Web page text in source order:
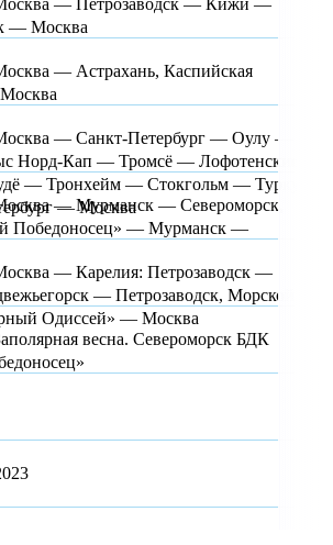
— Петрозаводск — Кижи —
— Москва
— Астрахань, Каспийская
— Санкт-Петербург — Оулу —
Норд-Кап — Тромсё — Лофотенские
— Тронхейм — Стокгольм — Турку
— Москва
— Мурманск — Североморск,
Победоносец» — Мурманск —
— Карелия: Петрозаводск —
— Петрозаводск, Морской
Одиссей» — Москва
весна. Североморск БДК